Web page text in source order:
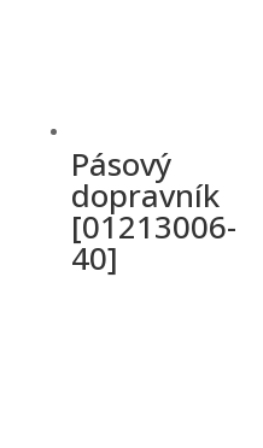
Pásový
dopravník
[01213006-
40]